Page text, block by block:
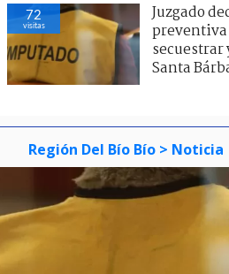
72
visitas
Juzgado
preventiva
secuestrar
Santa
Región Del Bío Bío > Noticia